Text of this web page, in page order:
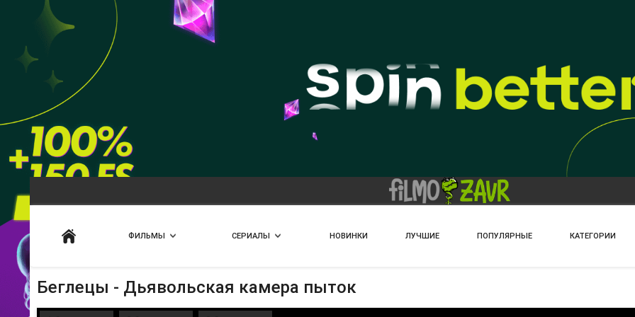
ФИЛЬМЫ СЕРИАЛЫ НОВИНКИ ЛУЧШИЕ ПОПУЛЯРНЫЕ КАТЕГОРИИ
Беглецы - Дьявольская камера пыток